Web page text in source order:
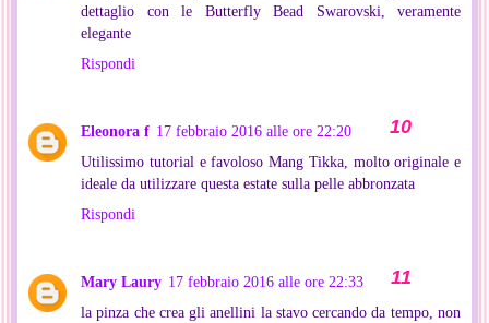
dettaglio con le Butterfly Bead Swarovski, veramente
elegante
Rispondi
Eleonora f 17 febbraio 2016 alle ore 22:20
Utilissimo tutorial e favoloso Mang Tikka, molto originale e
ideale da utilizzare questa estate sulla pelle abbronzata
Rispondi
Mary Laury 17 febbraio 2016 alle ore 22:33
la pinza che crea gli anellini la stavo cercando da tempo, non